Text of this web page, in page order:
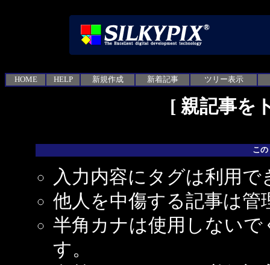
HOME HELP 新規作成 新着記事 ツリー表示
[ 親記事を
こ
入力内容にタグは利用で
他人を中傷する記事は管
半角カナは使用しない
す。